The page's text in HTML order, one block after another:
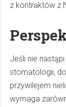
z kontraktów z
Jeśli nie
stomatologii,
przywilejem
wymaga